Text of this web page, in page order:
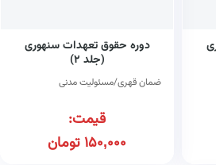
دوره حقوق تعهدات سنهوری
(جلد ۲)
ضمان قهری/مسئولیت مدنی
قیمت:
150,000تومان